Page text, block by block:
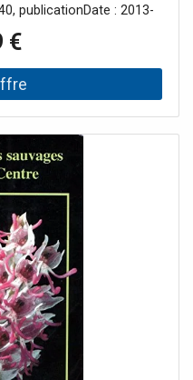
publicationDate : 2013-
languages : french,
: 3866283938
€